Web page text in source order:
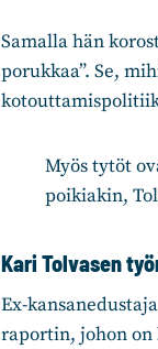
Samalla hän
porukkaa”. Se,
Myös tytöt
poikiakin,
Kari Tolvasen
Ex-
raportin, johon